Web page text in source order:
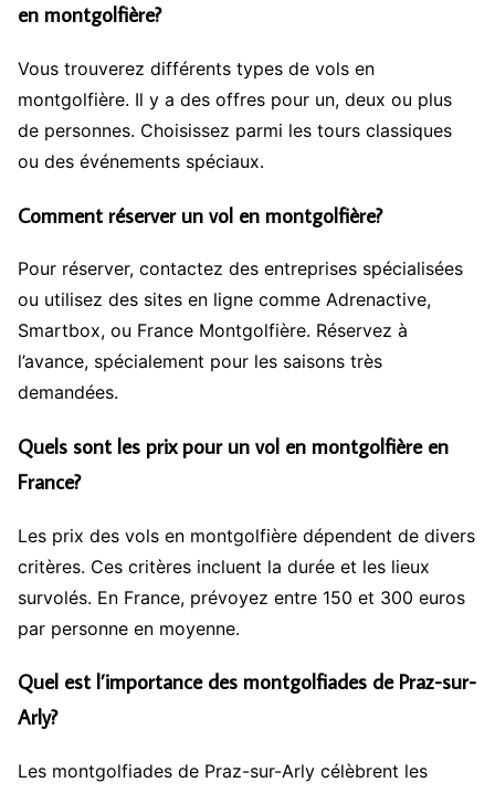
en montgolfière?
Vous trouverez différents types de vols en
montgolfière. Il y a des offres pour un, deux ou plus
de personnes. Choisissez parmi les tours classiques
ou des événements spéciaux.
Comment réserver un vol en montgolfière?
Pour réserver, contactez des entreprises spécialisées
ou utilisez des sites en ligne comme Adrenactive,
Smartbox, ou France Montgolfière. Réservez à
l’avance, spécialement pour les saisons très
demandées.
Quels sont les prix pour un vol en montgolfière en
France?
Les prix des vols en montgolfière dépendent de divers
critères. Ces critères incluent la durée et les lieux
survolés. En France, prévoyez entre 150 et 300 euros
par personne en moyenne.
Quel est l’importance des montgolfiades de Praz-sur-
Arly?
Les montgolfiades de Praz-sur-Arly célèbrent les